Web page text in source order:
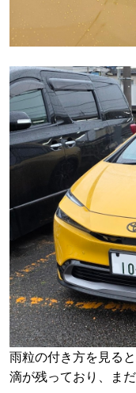
雨粒の付き方を見る
滴が残っており、ま